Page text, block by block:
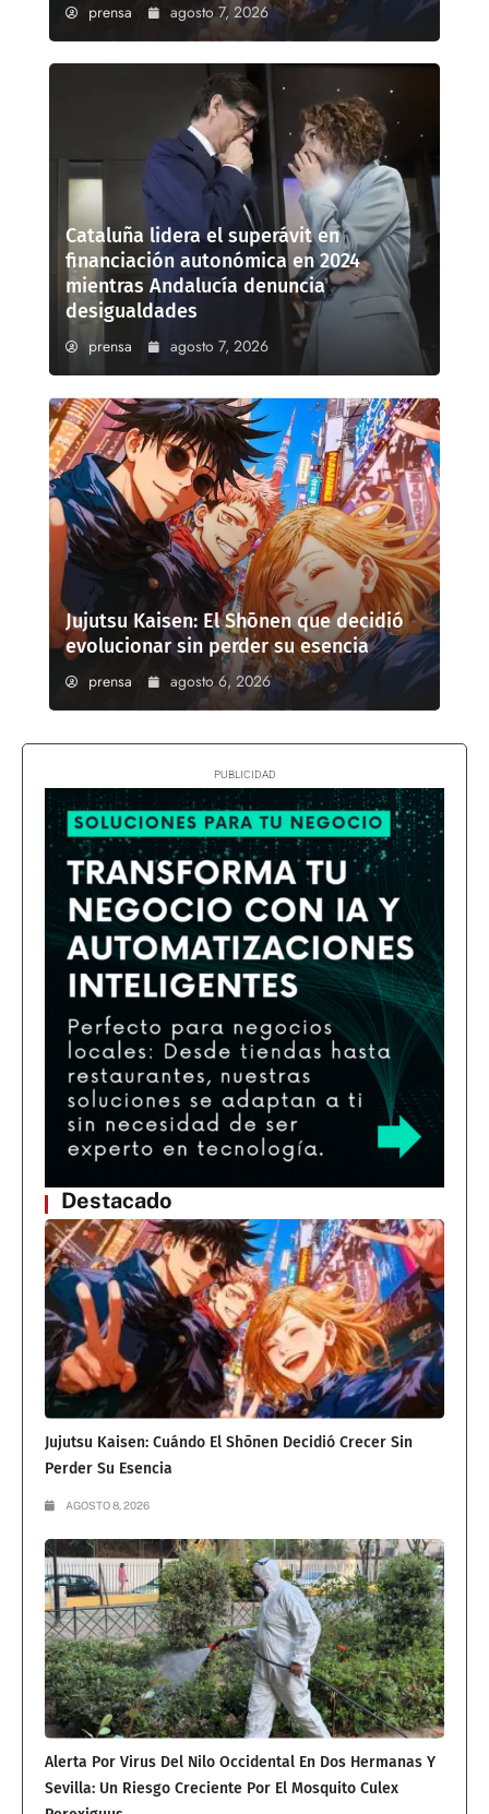
prensa agosto 7, 2026
Cataluña lidera el superávit en
financiación autonómica en 2024
mientras Andalucía denuncia
desigualdades
prensa agosto 7, 2026
Jujutsu Kaisen: El Shōnen que decidió
evolucionar sin perder su esencia
prensa agosto 6, 2026
Destacado
Jujutsu Kaisen: Cuándo El Shōnen Decidió Crecer Sin
Perder Su Esencia
AGOSTO 8, 2026
Alerta Por Virus Del Nilo Occidental En Dos Hermanas Y
Sevilla: Un Riesgo Creciente Por El Mosquito Culex